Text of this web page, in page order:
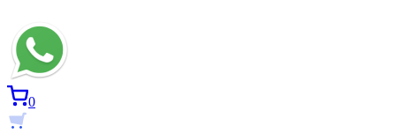
0